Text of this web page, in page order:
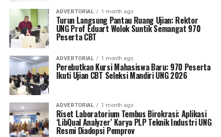
ADVERTORIAL 1 month ago
Turun Langsung Pantau Ruang Ujian: Rektor
UNG Prof Eduart Wolok Suntik Semangat 970
Peserta CBT
ADVERTORIAL 1 month ago
Perebutkan Kursi Mahasiswa Baru: 970 Peserta
Ikuti Ujian CBT Seleksi Mandiri UNG 2026
ADVERTORIAL 1 month ago
Riset Laboratorium Tembus Birokrasi: Aplikasi
‘LibQual Analyzer’ Karya PLP Teknik Industri UNG
Resmi Diadopsi Pemprov